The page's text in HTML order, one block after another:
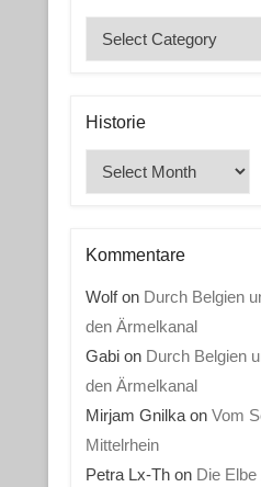
Kategorien
Historie
Historie
Kommentare
Wolfon Durch Belgien
den Ärmelkanal
Gabion Durch Belgien
den Ärmelkanal
Mirjam Gnilkaon Vom
Mittelrhein
Petra Lx-Thon Die